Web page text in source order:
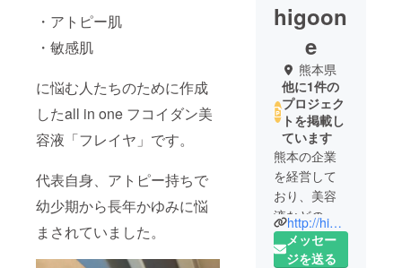
・アトピー肌
・敏感肌
に悩む人たちのために作成
したall in one フコイダン美
容液「フレイヤ」です。
代表自身、アトピー持ちで
幼少期から長年かゆみに悩
まされていました。
higoon
e
熊本県
他に1件の
プロジェク
トを掲載し
ています
熊本の企業
を経営して
おり、美容
液などの通
信販売など
を行ってい
http://higoone.com
メッセー
ジを送る